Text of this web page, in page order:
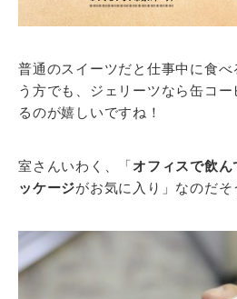
普通のスイーツだと仕事中に食
う方でも、ジェリーツなら缶コ
るのが嬉しいですね！
室さんいわく、「オフィスで飲
ッケージがお気に入り」なのだそ